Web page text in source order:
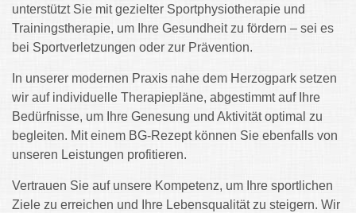
unterstützt Sie mit gezielter Sportphysiotherapie und
Trainingstherapie, um Ihre Gesundheit zu fördern – sei es
bei Sportverletzungen oder zur Prävention.
In unserer modernen Praxis nahe dem Herzogpark setzen
wir auf individuelle Therapiepläne, abgestimmt auf Ihre
Bedürfnisse, um Ihre Genesung und Aktivität optimal zu
begleiten. Mit einem BG-Rezept können Sie ebenfalls von
unseren Leistungen profitieren.
Vertrauen Sie auf unsere Kompetenz, um Ihre sportlichen
Ziele zu erreichen und Ihre Lebensqualität zu steigern. Wir